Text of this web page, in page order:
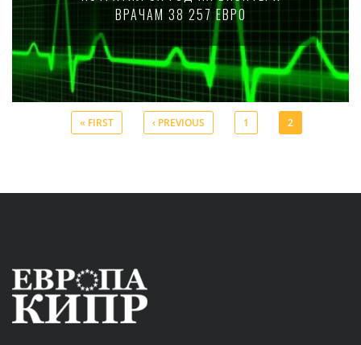
ВРАЧАМ 38 257 ЕВРО
« FIRST ‹ PREVIOUS 1 2